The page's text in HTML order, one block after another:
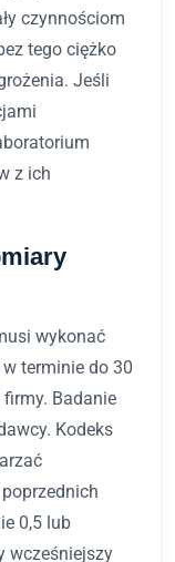
czynnościom
tego ciężko
Jeśli
z ich
wykonać
terminie do 30
Badanie
Kodeks
0,5 lub
wcześniejszy